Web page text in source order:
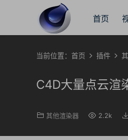
首页
当前位置： 首页 插件
C4D大量点云
其他渲染器 2.2k